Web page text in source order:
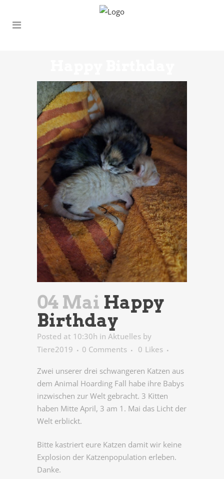
04 Mai Happy
Birthday
Posted at 10:30h in Aktuelles by
Tiere2019
0 Comments 0 Likes
Zwei unserer drei schwangeren Katzen aus
dem Animal Hoarding Fall habe ihre Babys
inzwischen zur Welt gebracht. 3 Kitten
haben Mitte April, 3 am 1. Mai das Licht der
Welt erblickt.
Bitte kastriert eure Katzen damit wir keine
Explosion der Katzenpopulation erleben.
Danke.